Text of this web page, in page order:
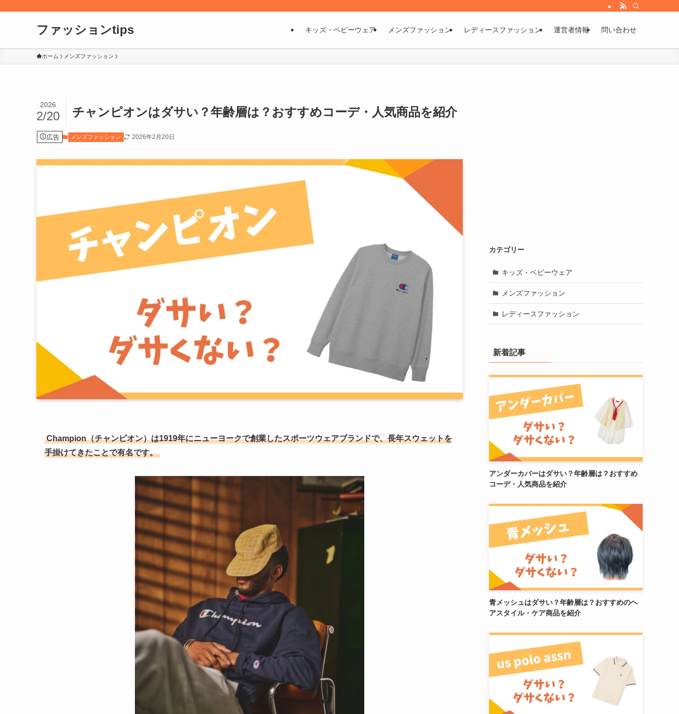
ファッションtips キッズ・ベビーウェア メンズファッション レディースファッション 運営者情報 問い合わせ
ホーム メンズファッション
チャンピオンはダサい？年齢層は？おすすめコーデ・人気商品を紹介
2026
2/20
広告 メンズファッション 2026年2月20日
Champion（チャンピオン）は1919年にニューヨークで創業したスポーツウェアブランドで、長年スウェットを
手掛けてきたことで有名です。
カテゴリー
キッズ・ベビーウェア
メンズファッション
レディースファッション
新着記事
アンダーカバーはダサい？年齢層は？おすすめ
コーデ・人気商品を紹介
青メッシュはダサい？年齢層は？おすすめのヘ
アスタイル・ケア商品を紹介